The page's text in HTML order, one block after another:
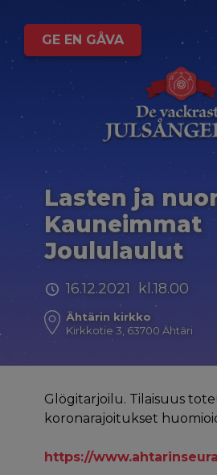
GE EN GÅVA
Lasten ja
Kauneimmat
Joululaulut
16.12.2021 kl.18.00
Ähtärin kirkko
Kirkkotie 3, 63700 Ähtäri
Glögitarjoilu. Tilaisuus
koronarajoitukset
https://